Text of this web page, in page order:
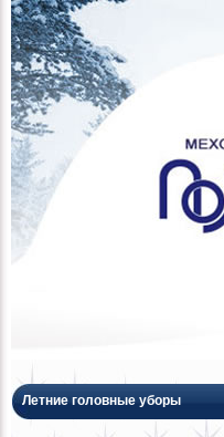
Летние головные уборы